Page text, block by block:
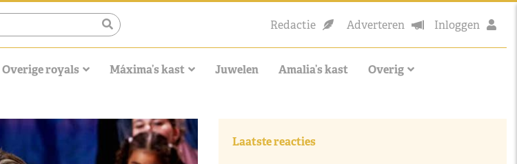
Redactie Adverteren Inloggen
Overige royals Máxima’s kast Juwelen Amalia’s kast Overig
Laatste reacties